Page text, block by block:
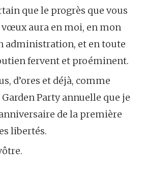
que le progrès que vous
vœux aura en moi, en mon
administration, et en toute
fervent et proéminent.
d’ores et déjà, comme
Party annuelle que je
de la première
libertés.